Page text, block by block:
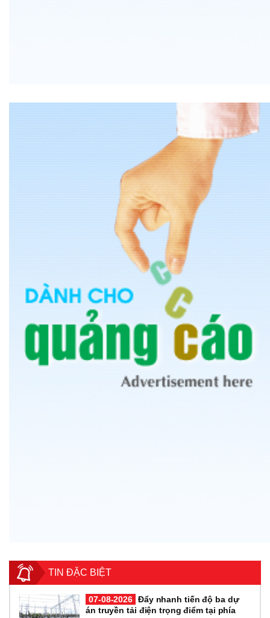
TIN ĐẶC BIỆT
07-08-2026 Đẩy nhanh tiến độ ba dự
án truyền tải điện trọng điểm tại phía